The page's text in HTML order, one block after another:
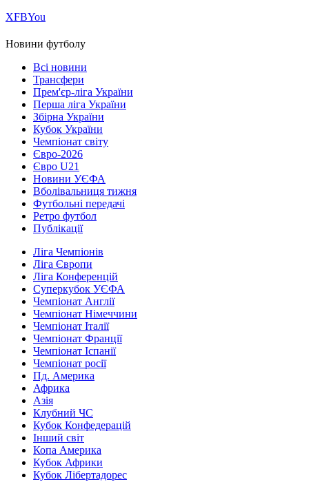
ХFBYou
Новини футболу
Всі новини
Трансфери
Прем'єр-ліга України
Перша ліга України
Збірна України
Кубок України
Чемпіонат світу
Євро-2026
Євро U21
Новини УЄФА
Вболівальниця тижня
Футбольні передачі
Ретро футбол
Публікації
Ліга Чемпіонів
Ліга Європи
Ліга Конференцій
Суперкубок УЄФА
Чемпіонат Англії
Чемпіонат Німеччини
Чемпіонат Італії
Чемпіонат Франції
Чемпіонат Іспанії
Чемпіонат росії
Пд. Америка
Африка
Азія
Клубний ЧС
Кубок Конфедерацій
Інший світ
Копа Америка
Кубок Африки
Кубок Лібертадорес